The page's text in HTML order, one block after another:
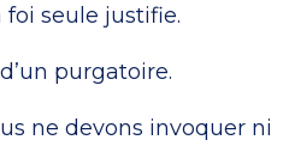
seule justifie.
purgatoire.
ne devons invoquer ni